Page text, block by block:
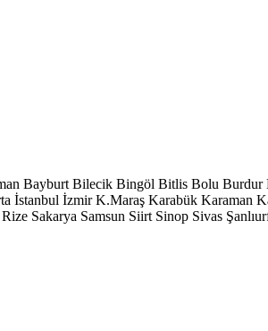
Bayburt Bilecik Bingöl Bitlis Bolu Burdur
İstanbul İzmir K.Maraş Karabük Karaman
Rize Sakarya Samsun Siirt Sinop Sivas